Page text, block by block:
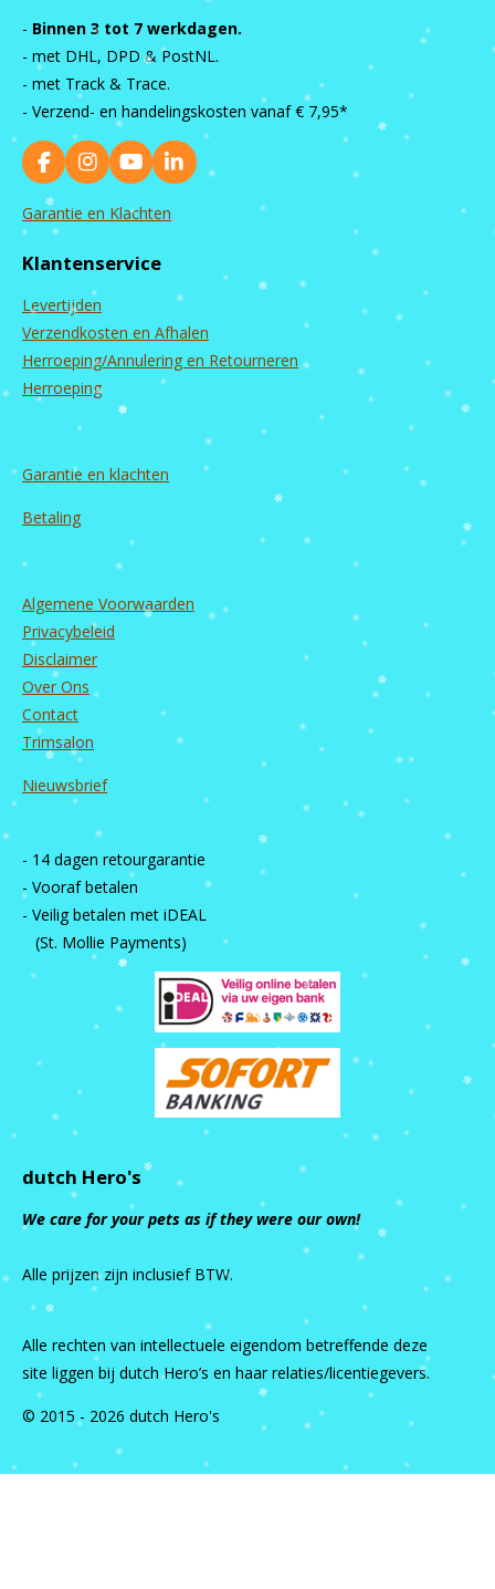
- Binnen 3 tot 7 werkdagen.
- met DHL, DPD & PostNL.
- met Track & Trace.
- Verzend- en handelingskosten vanaf € 7,95*
F
a
c
e
o
k
I
n
s
g
r
a
m
Y
o
u
b
L
i
I
Garantie en Klachten
Klantenservice
Levertijden
Verzendkosten en Afhalen
Herroeping/Annulering en Retourneren
Herroeping
Garantie en klachten
Betaling
Algemene Voorwaarden
Privacybeleid
Disclaimer
Over Ons
Contact
Trimsalon
Nieuwsbrief
- 14 dagen retourgarantie
- Vooraf betalen
- Veilig betalen met iDEAL
(St. Mollie Payments)
dutch Hero's
We care for your pets as if they were our own!
Alle prijzen zijn inclusief BTW.
Alle rechten van intellectuele eigendom betreffende deze
site liggen bij dutch Hero’s en haar relaties/licentiegevers.
© 2015 - 2026 dutch Hero's